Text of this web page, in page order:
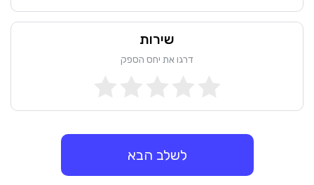
שירות
דרגו את יחס הספק
לשלב הבא